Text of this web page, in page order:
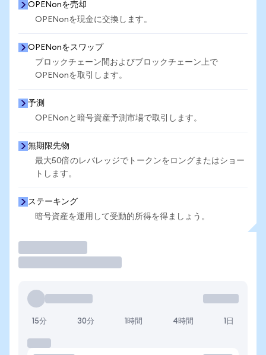
OPENonを売却
OPENonを現金に交換します。
OPENonをスワップ
ブロックチェーン間およびブロックチェーン上で
OPENonを取引します。
予測
OPENonと暗号資産予測市場で取引します。
無期限先物
最大50倍のレバレッジでトークンをロングまたはショー
トします。
ステーキング
暗号資産を運用して受動的所得を得ましょう。
15分 30分 1時間 4時間 1日